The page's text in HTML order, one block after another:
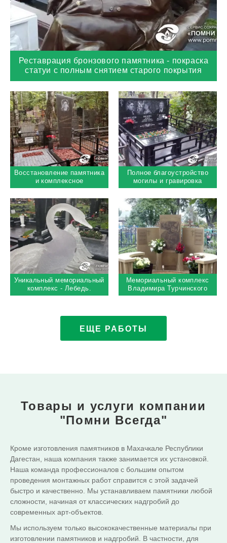
Реставрация бронзового памятника - покраска
статуи с полным снятием старого покрытия
Восстановление памятника
и комплексное
благоустройство старого
места захоронения
Полное благоустройство
могилы и гравировка
портрета с фоном
Уникальный мемориальный
комплекс - Лебедь.
Троекуровское кладбище
Мемориальный комплекс
Владимира Турчинского
ЕЩЕ РАБОТЫ
Товары и услуги компании
"Помни Всегда"
Кроме изготовления памятников в Махачкале Республики
Дагестан, наша компания также занимается их установкой.
Наша команда профессионалов с большим опытом
проведения монтажных работ справится с этой задачей
быстро и качественно. Мы устанавливаем памятники любой
сложности, начиная от классических надгробий до
современных арт-объектов.
Мы используем только высококачественные материалы при
изготовлении памятников и надгробий. В частности, для